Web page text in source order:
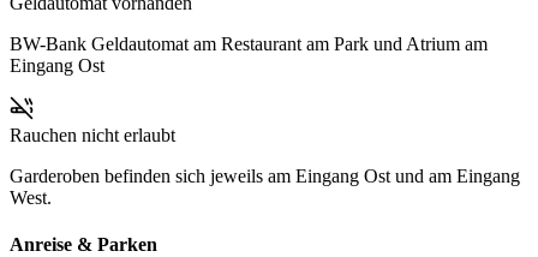
BW-Bank Geldautomat am Restaurant am Park und Atrium am
Eingang Ost
Rauchen nicht erlaubt
Garderoben befinden sich jeweils am Eingang Ost und am Eingang
West.
Anreise & Parken